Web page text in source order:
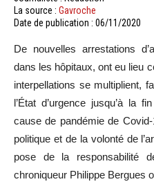
La source : Gavroche
Date de publication : 06/11/2020
De nouvelles arrestations
dans les hôpitaux, ont eu lieu
interpellations se multiplient,
l’État d’urgence jusqu’à la
cause de pandémie de
politique et de la volonté de
pose de la responsabilité
chroniqueur Philippe Bergues